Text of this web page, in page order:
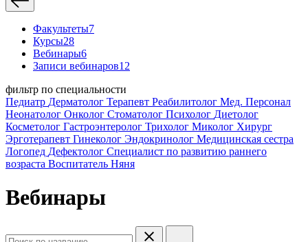
Факультеты7
Курсы28
Вебинары6
Записи вебинаров12
фильтр по специальности
Педиатр Дерматолог Терапевт Реабилитолог Мед. Персонал
Неонатолог Онколог Стоматолог Психолог Диетолог
Косметолог Гастроэнтеролог Трихолог Миколог Хирург
Эрготерапевт Гинеколог Эндокринолог Медицинская сестра
Логопед Дефектолог Специалист по развитию раннего
возраста Воспитатель Няня
Вебинары